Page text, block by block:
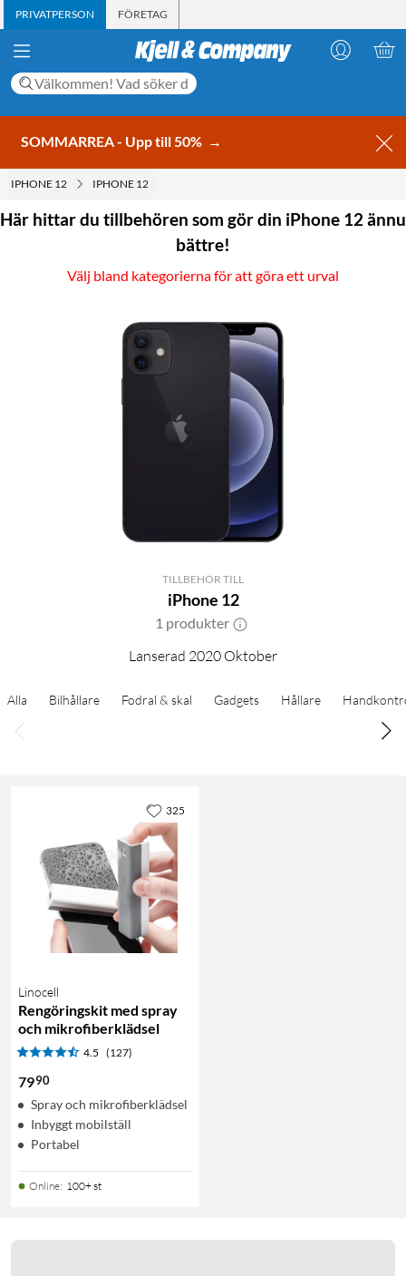
PRIVATPERSON FÖRETAG
SOMMARREA - Upp till 50% →
IPHONE 12 IPHONE 12
Här hittar du tillbehören som gör din iPhone 12 ännu
bättre!
Välj bland kategorierna för att göra ett urval
TILLBEHÖR TILL
iPhone 12
1 produkter
Lanserad 2020 Oktober
Alla Bilhållare Fodral & skal Gadgets Hållare
Linocell
Rengöringskit med spray
och mikrofiberklädsel
4.5 (127)
7990
Spray och mikrofiberklädsel
Inbyggt mobilställ
Portabel
Online: 100+ st
325